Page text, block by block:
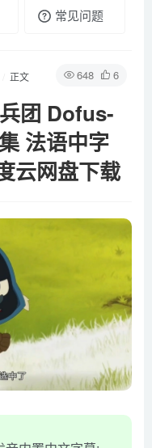
常见问题
648 6
正文
团 Dofus-
法语中字
云网盘下载